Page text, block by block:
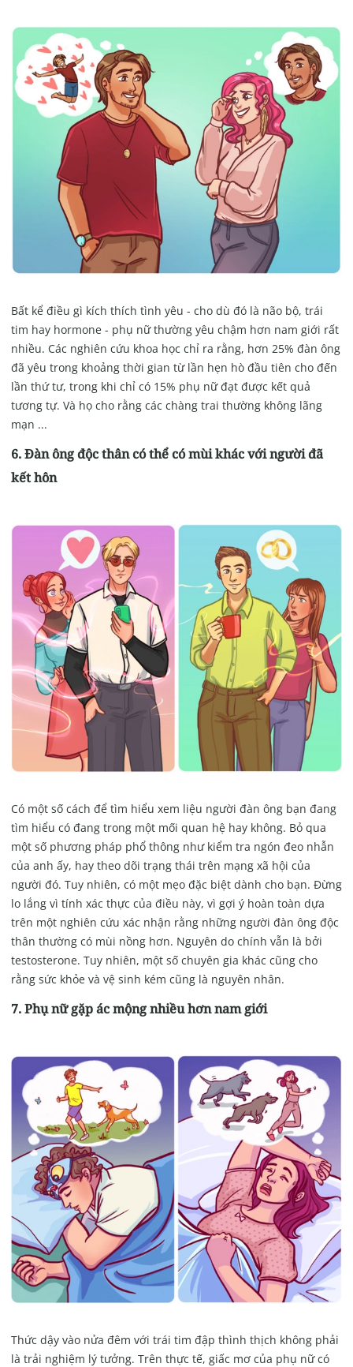
Bất kể điều gì kích thích tình yêu - cho dù đó là não bộ, trái
tim hay hormone - phụ nữ thường yêu chậm hơn nam giới rất
nhiều. Các nghiên cứu khoa học chỉ ra rằng, hơn 25% đàn ông
đã yêu trong khoảng thời gian từ lần hẹn hò đầu tiên cho đến
lần thứ tư, trong khi chỉ có 15% phụ nữ đạt được kết quả
tương tự. Và họ cho rằng các chàng trai thường không lãng
mạn ...
6. Đàn ông độc thân có thể có mùi khác với người đã
kết hôn
Có một số cách để tìm hiểu xem liệu người đàn ông bạn đang
tìm hiểu có đang trong một mối quan hệ hay không. Bỏ qua
một số phương pháp phổ thông như kiểm tra ngón đeo nhẫn
của anh ấy, hay theo dõi trạng thái trên mạng xã hội của
người đó. Tuy nhiên, có một mẹo đặc biệt dành cho bạn. Đừng
lo lắng vì tính xác thực của điều này, vì gợi ý hoàn toàn dựa
trên một nghiên cứu xác nhận rằng những người đàn ông độc
thân thường có mùi nồng hơn. Nguyên do chính vẫn là bởi
testosterone. Tuy nhiên, một số chuyên gia khác cũng cho
rằng sức khỏe và vệ sinh kém cũng là nguyên nhân.
7. Phụ nữ gặp ác mộng nhiều hơn nam giới
Thức dậy vào nửa đêm với trái tim đập thình thịch không phải
là trải nghiệm lý tưởng. Trên thực tế, giấc mơ của phụ nữ có